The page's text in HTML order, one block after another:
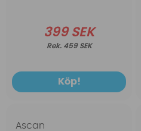
399 SEK
459 SEK
Köp!
Ascan